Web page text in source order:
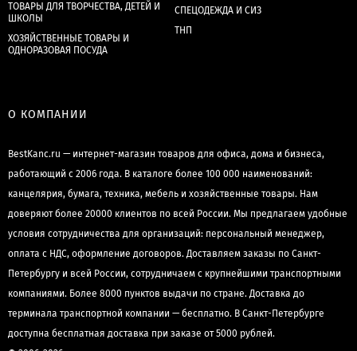
ТОВАРЫ ДЛЯ ТВОРЧЕСТВА, ДЕТЕЙ И
ШКОЛЫ
ХОЗЯЙСТВЕННЫЕ ТОВАРЫ И
ОДНОРАЗОВАЯ ПОСУДА
СПЕЦОДЕЖДА И СИЗ
ТНП
О КОМПАНИИ
BestKanc.ru — интернет-магазин товаров для офиса, дома и бизнеса,
работающий с 2006 года. В каталоге более 100 000 наименований:
канцелярия, бумага, техника, мебель и хозяйственные товары. Нам
доверяют более 20000 клиентов по всей России. Мы предлагаем удобные
условия сотрудничества для организаций: персональный менеджер,
оплата с НДС, оформление договоров. Доставляем заказы по Санкт-
Петербургу и всей России, сотрудничаем с крупнейшими транспортными
компаниями. Более 8000 пунктов выдачи по стране. Доставка до
терминала транспортной компании — бесплатно. В Санкт-Петербурге
доступна бесплатная доставка при заказе от 5000 рублей.